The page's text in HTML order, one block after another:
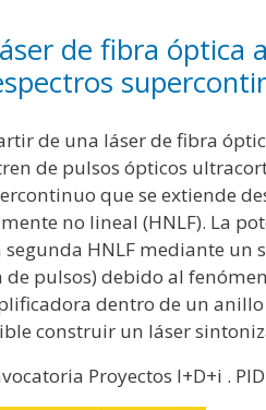
de fibra óptica
de una láser de fibra
de pulsos ópticos
que se extiende
no lineal (HNLF). La
segunda HNLF mediante
de pulsos) debido al
dentro de un
construir un láser
Proyectos I+D+i .